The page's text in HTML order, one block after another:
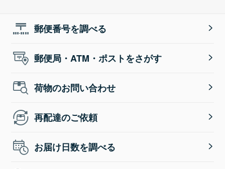
郵便番号を調べる
郵便局・ATM・ポストをさがす
荷物のお問い合わせ
再配達のご依頼
お届け日数を調べる